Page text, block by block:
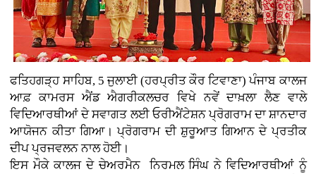
ਫਤਿਹਗੜ੍ਹ ਸਾਹਿਬ, 5 ਜੁਲਾਈ (ਹਰਪ੍ਰੀਤ ਕੌਰ ਟਿਵਾਣਾ)ਪੰਜਾਬ ਕਾਲਜ
ਆਫ਼ ਕਾਮਰਸ ਐਂਡ ਐਗਰੀਕਲਚਰ ਵਿਖੇ ਨਵੇਂ ਦਾਖ਼ਲਾ ਲੈਣ ਵਾਲੇ
ਵਿਦਿਆਰਥੀਆਂ ਦੇ ਸਵਾਗਤ ਲਈ ਓਰੀਐਂਟੇਸ਼ਨ ਪ੍ਰੋਗਰਾਮ ਦਾ ਸ਼ਾਨਦਾਰ
ਆਯੋਜਨ ਕੀਤਾ ਗਿਆ। ਪ੍ਰੋਗਰਾਮ ਦੀ ਸ਼ੁਰੂਆਤ ਗਿਆਨ ਦੇ ਪ੍ਰਤੀਕ
ਦੀਪ ਪ੍ਰਜਵਲਨ ਨਾਲ ਹੋਈ।
ਇਸ ਮੌਕੇ ਕਾਲਜ ਦੇ ਚੇਅਰਮੈਨ ਨਿਰਮਲ ਸਿੰਘ ਨੇ ਵਿਦਿਆਰਥੀਆਂ ਨੂੰ